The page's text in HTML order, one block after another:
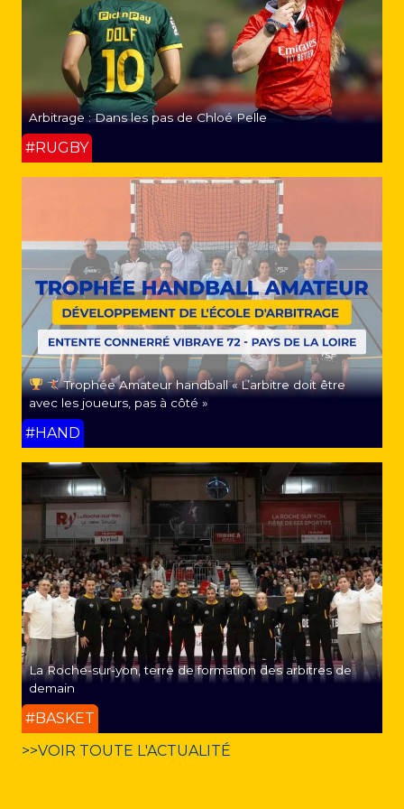
Arbitrage : Dans les pas de Chloé Pelle
#RUGBY
Trophée Amateur handball « L’arbitre doit être
avec les joueurs, pas à côté »
#HAND
La Roche-sur-yon, terre de formation des arbitres de
demain
#BASKET
>>VOIR TOUTE L'ACTUALITÉ